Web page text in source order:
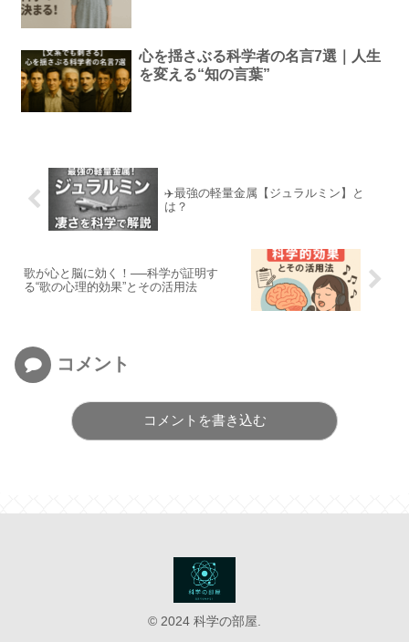
心を揺さぶる科学者の名言7選｜人生
を変える“知の言葉”
✈️最強の軽量金属【ジュラルミン】と
は？
歌が心と脳に効く！──科学が証明す
る“歌の心理的効果”とその活用法
コメント
コメントを書き込む
© 2024 科学の部屋.